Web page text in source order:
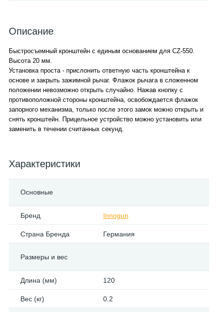
Описание
Быстросъемный кронштейн с единым основанием для CZ-550.
Высота 20 мм.
Установка проста - прислонить ответную часть кронштейна к
основе и закрыть зажимной рычаг. Флажок рычага в сложенном
положении невозможно открыть случайно. Нажав кнопку с
противоположной стороны кронштейна, освобождается флажок
запорного механизма, только после этого замок можно открыть и
снять кронштейн. Прицельное устройство можно установить или
заменить в течении считанных секунд.
Характеристики
Основные
Бренд Innogun
Страна Бренда Германия
Размеры и вес
Длина (мм) 120
Вес (кг) 0.2